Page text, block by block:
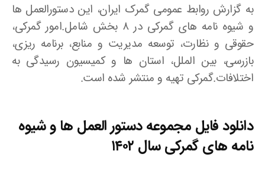
به گزارش روابط عمومی گمرک ایران، این دستورالعمل ها
و شیوه نامه های گمرکی در ۸ بخش شامل.امور گمرکی،
حقوقی و نظارت، توسعه مدیریت و منابع، برنامه ریزی،
بازرسی، بین الملل، استان ها و کمیسیون رسیدگی به
اختلافات.گمرکی تهیه و منتشر شده است.
دانلود فایل مجموعه دستور العمل ها و شیوه
نامه های گمرکی سال ۱۴۰۲